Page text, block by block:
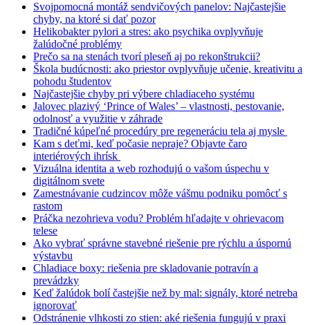
Svojpomocná montáž sendvičových panelov: Najčastejšie
chyby, na ktoré si dať pozor
Helikobakter pylori a stres: ako psychika ovplyvňuje
žalúdočné problémy
Prečo sa na stenách tvorí pleseň aj po rekonštrukcii?
Škola budúcnosti: ako priestor ovplyvňuje učenie, kreativitu a
pohodu študentov
Najčastejšie chyby pri výbere chladiaceho systému
Jalovec plazivý ‘Prince of Wales’ – vlastnosti, pestovanie,
odolnosť a využitie v záhrade
Tradičné kúpeľné procedúry pre regeneráciu tela aj mysle
Kam s deťmi, keď počasie nepraje? Objavte čaro
interiérových ihrísk
Vizuálna identita a web rozhodujú o vašom úspechu v
digitálnom svete
Zamestnávanie cudzincov môže vášmu podniku pomôcť s
rastom
Práčka nezohrieva vodu? Problém hľadajte v ohrievacom
telese
Ako vybrať správne stavebné riešenie pre rýchlu a úspornú
výstavbu
Chladiace boxy: riešenia pre skladovanie potravín a
prevádzky
Keď žalúdok bolí častejšie než by mal: signály, ktoré netreba
ignorovať
Odstránenie vlhkosti zo stien: aké riešenia fungujú v praxi